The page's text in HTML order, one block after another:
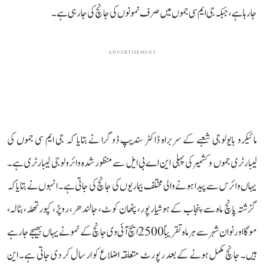
جا رہا ہے، جبکہ جی ایم سی جموں میں صرف نمونوں کی جانچ کی جا رہی ہے۔
ADVERTISEMENT
مائیکرو بایولوجی شعبے کے سربراہ ڈاکٹر سندیپ ڈوگرا نے بتایا کہ جی ایم سی جموں کی
لیبارٹری جموں و کشمیر کی پہلی این اے بی ایل سے منظور شدہ وائرولوجی لیبارٹری ہے۔
یہاں وائرس سے پیدا ہونے والی مختلف بیماریوں کی جانچ کی جاتی ہے۔ انہوں نے بتایا کہ
گزشتہ پانچ ماہ سے پنجاب کے ہوشیارپور، پٹھان کوٹ، جالندھر، روپڑ، کپورتھلہ، بٹالہ،
موگا اور نوان شہر سے ہر ماہ تقریباً 2500 ایچ آئی وی جانچ کے نمونے یہاں بھیجے جا رہے
ہیں۔ جانچ مکمل ہونے کے بعد رپورٹ متعلقہ اضلاع کو ارسال کر دی جاتی ہے۔ این